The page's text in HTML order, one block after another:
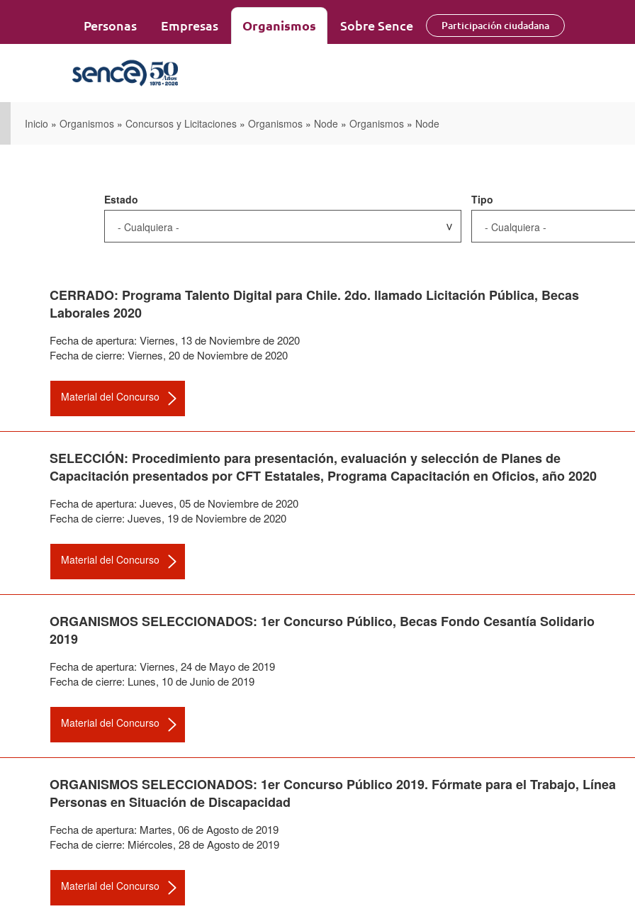
Personas Empresas Organismos Sobre Sence Participación ciudadana
Inicio » Organismos » Concursos y Licitaciones » Organismos » Node » Organismos » Node
Estado Tipo
CERRADO: Programa Talento Digital para Chile. 2do. llamado Licitación Pública, Becas
Laborales 2020
Fecha de apertura: Viernes, 13de Noviembrede2020
Fecha de cierre: Viernes, 20de Noviembrede2020
Material del Concurso
SELECCIÓN: Procedimiento para presentación, evaluación y selección de Planes de
Capacitación presentados por CFT Estatales, Programa Capacitación en Oficios, año 2020
Fecha de apertura: Jueves, 05de Noviembrede2020
Fecha de cierre: Jueves, 19de Noviembrede2020
Material del Concurso
ORGANISMOS SELECCIONADOS: 1er Concurso Público, Becas Fondo Cesantía Solidario
2019
Fecha de apertura: Viernes, 24de Mayode2019
Fecha de cierre: Lunes, 10deJuniode2019
Material del Concurso
ORGANISMOS SELECCIONADOS: 1er Concurso Público 2019. Fórmate para el Trabajo, Línea
Personas en Situación de Discapacidad
Fecha de apertura: Martes, 06deAgostode2019
Fecha de cierre: Miércoles, 28deAgostode2019
Material del Concurso